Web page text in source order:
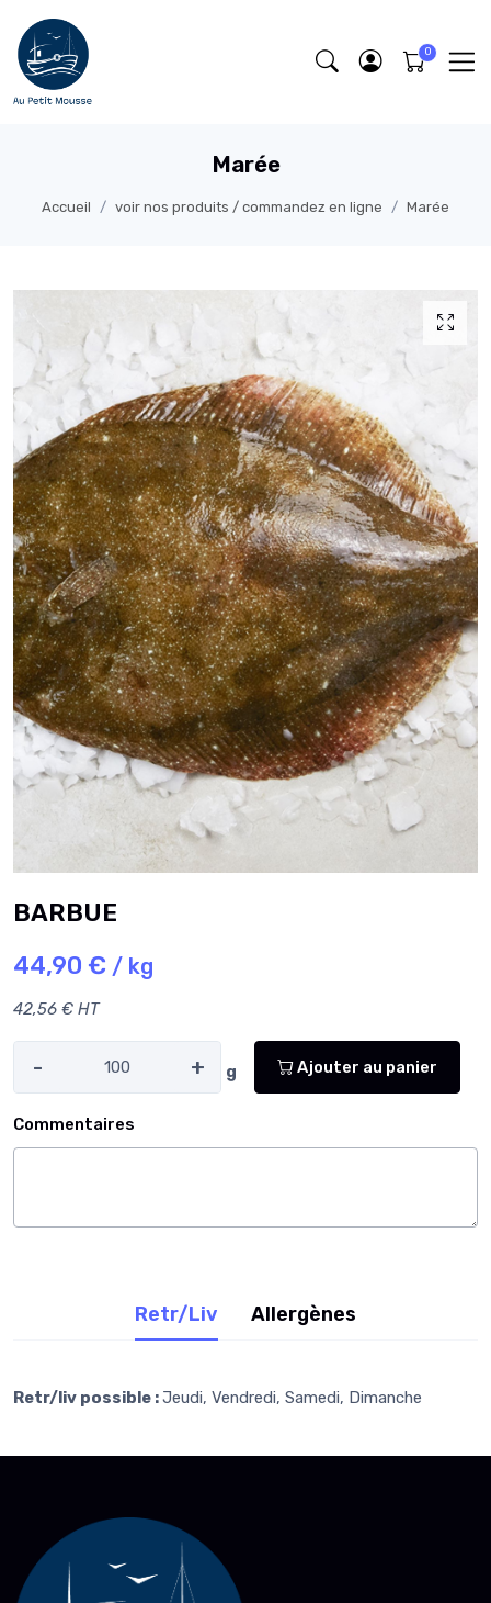
Marée
Accueil voir nos produits / commandez en ligne Marée
BARBUE
44,90 € / kg
42,56 € HT
- + g Ajouter au panier
Commentaires
Retr/Liv Allergènes
Retr/liv possible :Jeudi, Vendredi, Samedi, Dimanche